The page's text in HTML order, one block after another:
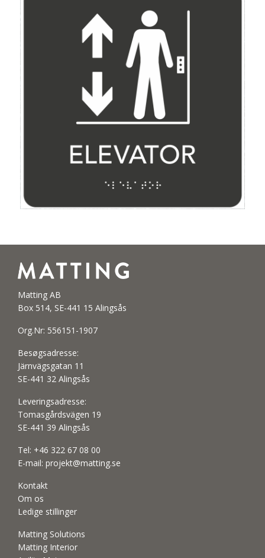
Matting AB
Box 514, SE-441 15 Alingsås
Org.Nr: 556151-1907
Besøgsadresse:
Järnvägsgatan 11
SE-441 32 Alingsås
Leveringsadresse:
Tomasgårdsvägen 19
SE-441 39 Alingsås
Tel: +46 322 67 08 00
E-mail: projekt@matting.se
Kontakt
Om os
Ledige stillinger
Matting Solutions
Matting Interior